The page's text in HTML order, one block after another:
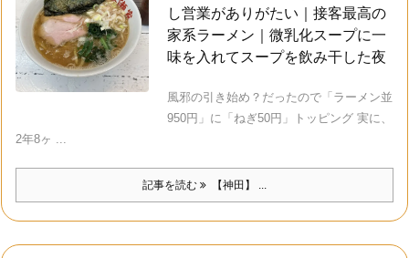
し営業がありがたい｜接客最高の
家系ラーメン｜微乳化スープに一
味を入れてスープを飲み干した夜
風邪の引き始め？だったので「ラーメン並
950円」に「ねぎ50円」トッピング 実に、
2年8ヶ ...
記事を読む 【神田】 ...